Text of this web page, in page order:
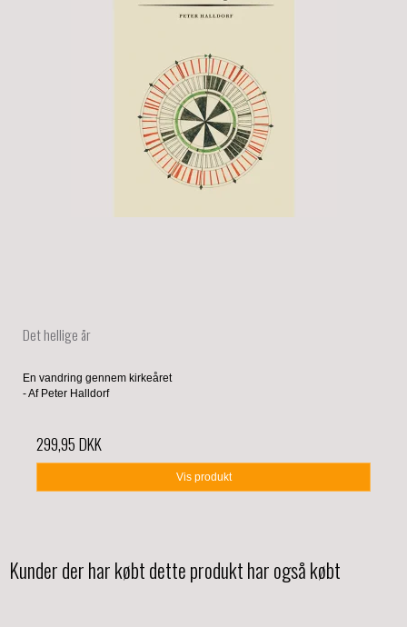
Det hellige år
En vandring gennem kirkeåret
- Af Peter Halldorf
299,95 DKK
Vis produkt
Kunder der har købt dette produkt har også købt